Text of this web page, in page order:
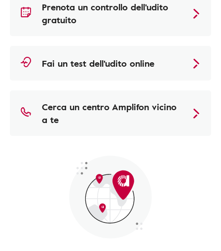
Prenota un controllo dell'udito
gratuito
Fai un test dell'udito online
Cerca un centro Amplifon vicino
a te